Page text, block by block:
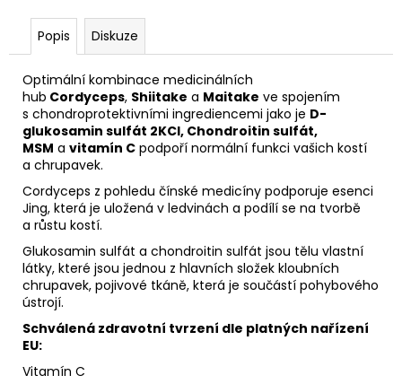
Popis Diskuze
Optimální kombinace medicinálních
hub Cordyceps, Shiitake a Maitake ve spojením
s chondroprotektivními ingrediencemi jako je D-
glukosamin sulfát 2KCl, Chondroitin sulfát,
MSM a vitamín C podpoří normální funkci vašich kostí
a chrupavek.
Cordyceps z pohledu čínské medicíny podporuje esenci
Jing, která je uložená v ledvinách a podílí se na tvorbě
a růstu kostí.
Glukosamin sulfát a chondroitin sulfát jsou tělu vlastní
látky, které jsou jednou z hlavních složek kloubních
chrupavek, pojivové tkáně, která je součástí pohybového
ústrojí.
Schválená zdravotní tvrzení dle platných nařízení
EU:
Vitamín C